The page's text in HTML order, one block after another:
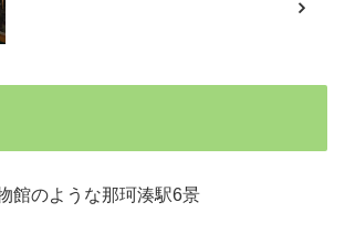
館のような那珂湊駅6景